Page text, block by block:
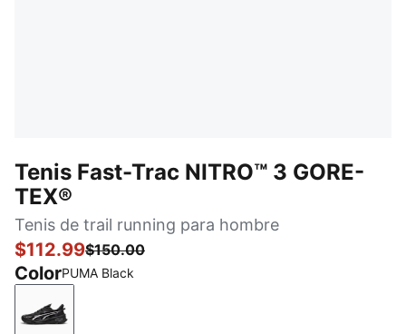
Tenis Fast-Trac NITRO™ 3 GORE-
TEX®
Tenis de trail running para hombre
$112.99$150.00
ColorPUMA Black
PUMA Black